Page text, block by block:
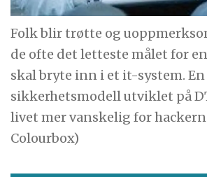
Folk blir trøtte og
de ofte det letteste målet for
skal bryte inn i et it-system.
sikkerhetsmodell utviklet på
livet mer vanskelig for
Colourbox)